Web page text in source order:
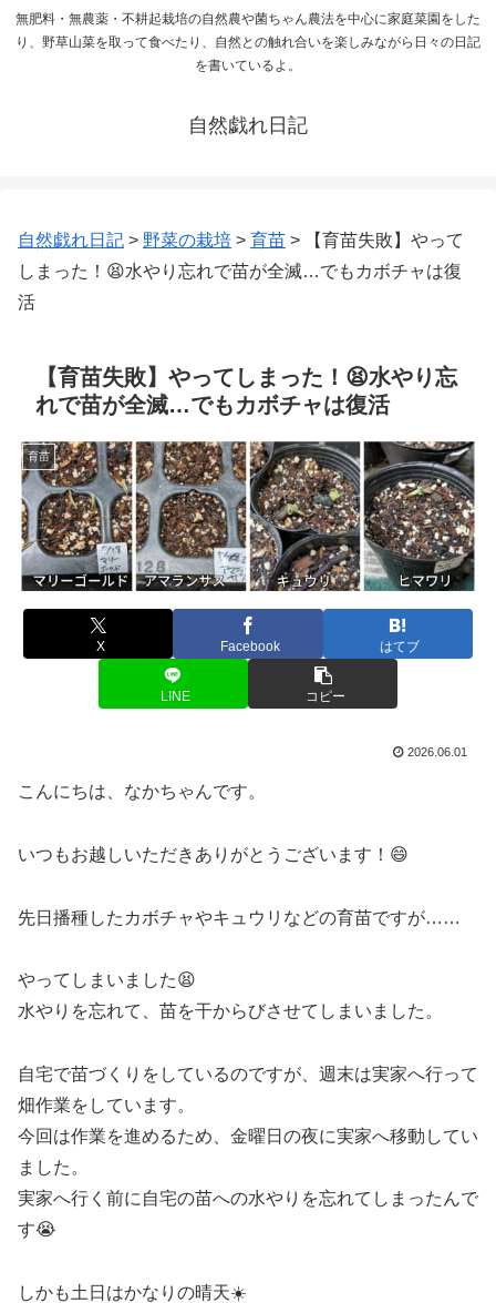
無肥料・無農薬・不耕起栽培の自然農や菌ちゃん農法を中心に家庭菜園をした
り、野草山菜を取って食べたり、自然との触れ合いを楽しみながら日々の日記
を書いているよ。
自然戯れ日記
自然戯れ日記 > 野菜の栽培 > 育苗 >
【育苗失敗】やって
しまった！😫水やり忘れで苗が全滅…でもカボチャは復
活
【育苗失敗】やってしまった！😫水やり忘
れで苗が全滅…でもカボチャは復活
育苗
X Facebook はてブ
LINE コピー
2026.06.01
こんにちは、なかちゃんです。
いつもお越しいただきありがとうございます！😄
先日播種したカボチャやキュウリなどの育苗ですが……
やってしまいました😫
水やりを忘れて、苗を干からびさせてしまいました。
自宅で苗づくりをしているのですが、週末は実家へ行って
畑作業をしています。
今回は作業を進めるため、金曜日の夜に実家へ移動してい
ました。
実家へ行く前に自宅の苗への水やりを忘れてしまったんで
す😭
しかも土日はかなりの晴天☀️